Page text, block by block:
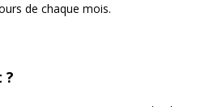
de chaque mois.
?